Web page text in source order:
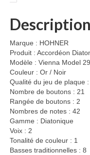
Description
Marque : HOHNER
Produit : Accordéon
Modèle : Vienna Model
Couleur : Or / Noir
Qualité du jeu de plaque
Nombre de boutons : 21
Rangée de boutons : 2
Nombres de notes : 42
Gamme : Diatonique
Voix : 2
Tonalité de couleur : 1
Basses traditionnelles : 8